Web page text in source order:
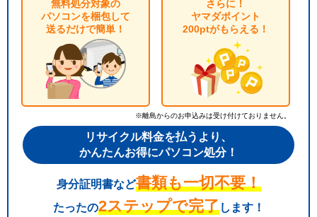
無料処分対象の
パソコンを梱包して
送るだけで簡単！
さらに！
ヤマダポイント
200ptがもらえる！
※離島からのお申込みは受け付けておりません。
リサイクル料金を払うより、
かんたんお得にパソコン処分！
身分証明書など書類も一切不要！
たったの2ステップで完了します！